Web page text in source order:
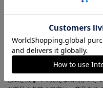
光沢感：あり
ポケット：サイド・バック
※商品画像は、光の当たり具合や